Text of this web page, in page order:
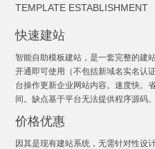
TEMPLATE ESTABLISHMENT
快速建站
智能自助模板建站，是一套完整的建
开通即可使用（不包括新域名实名认
台操作更新企业网站内容。速度快。
间。缺点基于平台无法提供程序源码。
价格优惠
因其是现有建站系统，无需针对性设